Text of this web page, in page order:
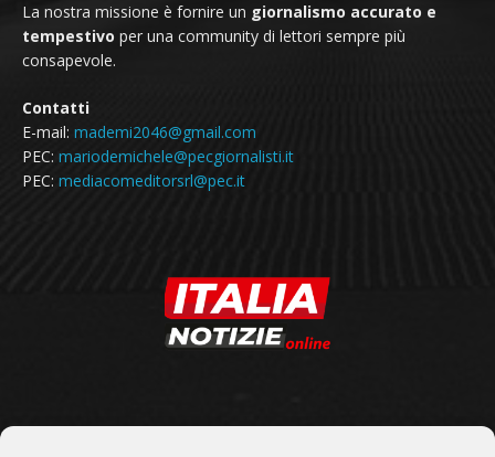
La nostra missione è fornire un giornalismo accurato e
tempestivo per una community di lettori sempre più
consapevole.
Contatti
E-mail: mademi2046@gmail.com
PEC: mariodemichele@pecgiornalisti.it
PEC: mediacomeditorsrl@pec.it